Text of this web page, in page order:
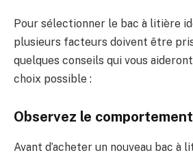
Pour sélectionner le bac à litière
plusieurs facteurs doivent être
quelques conseils qui vous
choix possible :
Observez le
Avant d’acheter un nouveau bac à